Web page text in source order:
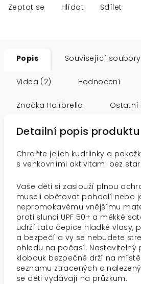
Zeptat se Hlídat Sdílet
Popis Související soubory
Videa (2) Hodnocení
Značka Hairbrella Ostatní
Detailní popis produktu
Chraňte jejich kudrlinky a
s venkovními aktivitami bez
Vaše děti si zaslouží plnou
museli obětovat pohodlí nebo
nepromokavému vnějšímu
proti slunci UPF 50+ a měkké
udrží tato čepice hladké vlasy,
a bezpečí a vy se nebudete
ohledu na počasí. Nastavitelný
klobouk bezpečně drží na
seznamu ztracených a
se děti vydávají na průzkum.